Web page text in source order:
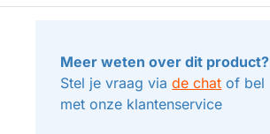
Meer weten over dit product?
Stel je vraag viade chat of bel
met onze klantenservice